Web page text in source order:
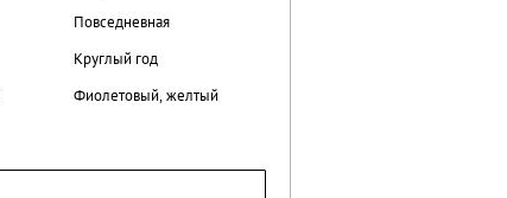
Повседневная
Круглый год
Фиолетовый, желтый